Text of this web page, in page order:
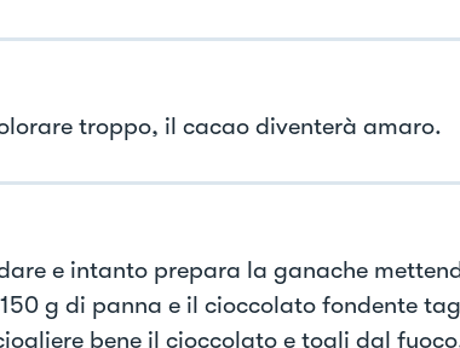
troppo, il cacao diventerà amaro.
e intanto prepara la ganache
g di panna e il cioccolato fondente
bene il cioccolato e togli dal